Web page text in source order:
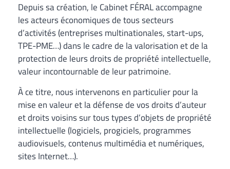
Depuis sa création, le Cabinet FÉRAL accompagne
les acteurs économiques de tous secteurs
d’activités (entreprises multinationales, start-ups,
TPE-PME…) dans le cadre de la valorisation et de la
protection de leurs droits de propriété intellectuelle,
valeur incontournable de leur patrimoine.
À ce titre, nous intervenons en particulier pour la
mise en valeur et la défense de vos droits d’auteur
et droits voisins sur tous types d’objets de propriété
intellectuelle (logiciels, progiciels, programmes
audiovisuels, contenus multimédia et numériques,
sites Internet…).